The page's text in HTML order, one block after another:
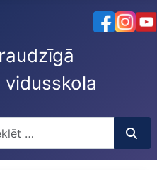
or more characters for